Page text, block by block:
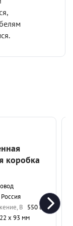
коробка
Россия
В 550 В
х 93 мм